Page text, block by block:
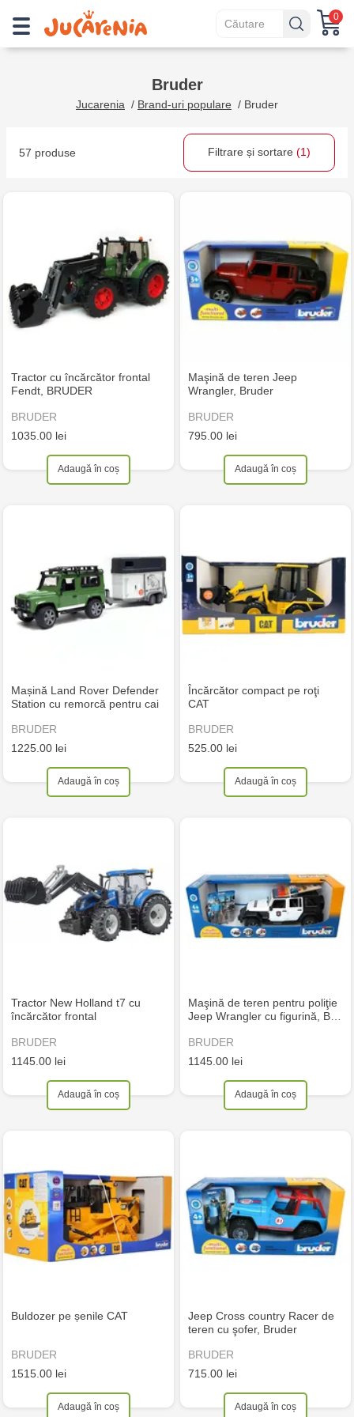
0
Bruder
Jucarenia / Brand-uri populare / Bruder
57 produse Filtrare și sortare (1)
Tractor cu încărcător frontal
Fendt, BRUDER
BRUDER
1035.00 lei
Adaugă în coș
Maşină de teren Jeep
Wrangler, Bruder
BRUDER
795.00 lei
Adaugă în coș
Mașină Land Rover Defender
Station cu remorcă pentru cai
BRUDER
1225.00 lei
Adaugă în coș
Încărcător compact pe roţi
CAT
BRUDER
525.00 lei
Adaugă în coș
Tractor New Holland t7 cu
încărcător frontal
BRUDER
1145.00 lei
Adaugă în coș
Maşină de teren pentru poliţie
Jeep Wrangler cu figurină, B…
BRUDER
1145.00 lei
Adaugă în coș
Buldozer pe șenile CAT
BRUDER
1515.00 lei
Adaugă în coș
Jeep Cross country Racer de
teren cu şofer, Bruder
BRUDER
715.00 lei
Adaugă în coș